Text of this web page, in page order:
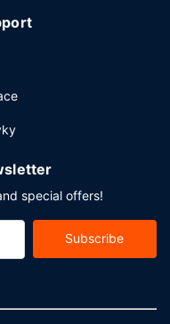
special offers!
Subscribe